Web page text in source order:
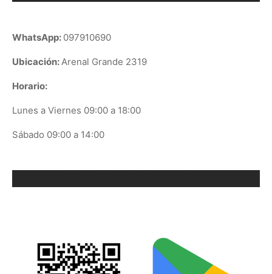
WhatsApp: 097910690
Ubicación:Arenal Grande 2319
Horario:
Lunes a Viernes 09:00 a 18:00
Sábado 09:00 a 14:00